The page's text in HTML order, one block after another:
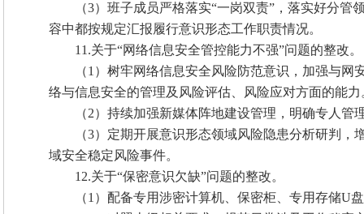
（3）班子成员严格落实“一岗双责”，落实好分
容中都按规定汇报履行意识形态工作职责情况。
11.关于“网络信息安全管控能力不强”问题的整改。
（1）树牢网络信息安全风险防范意识，加强与
络与信息安全的管理及风险评估、风险应对方面的能力
（2）持续加强新媒体阵地建设管理，明确专人
（3）定期开展意识形态领域风险隐患分析研判
域安全稳定风险事件。
12.关于“保密意识欠缺”问题的整改。
（1）配备专用涉密计算机、保密柜、专用存储U